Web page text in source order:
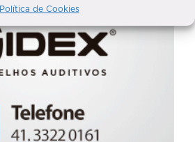
Política de Cookies